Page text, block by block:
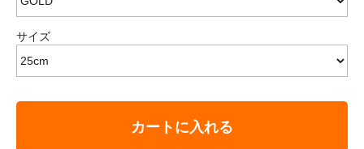
サイズ
カートに入れる